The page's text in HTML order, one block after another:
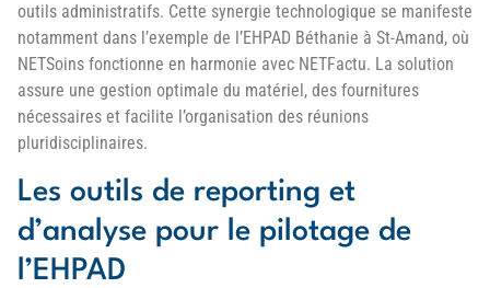
outils administratifs. Cette synergie technologique se manifeste
notamment dans l’exemple de l’EHPAD Béthanie à St-Amand, où
NETSoins fonctionne en harmonie avec NETFactu. La solution
assure une gestion optimale du matériel, des fournitures
nécessaires et facilite l’organisation des réunions
pluridisciplinaires.
Les outils de reporting et
d’analyse pour le pilotage de
l’EHPAD